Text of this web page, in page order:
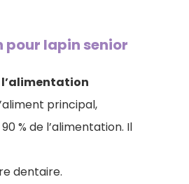
lapin senior
l’alimentation
principal,
% de l’alimentation. Il
dentaire.